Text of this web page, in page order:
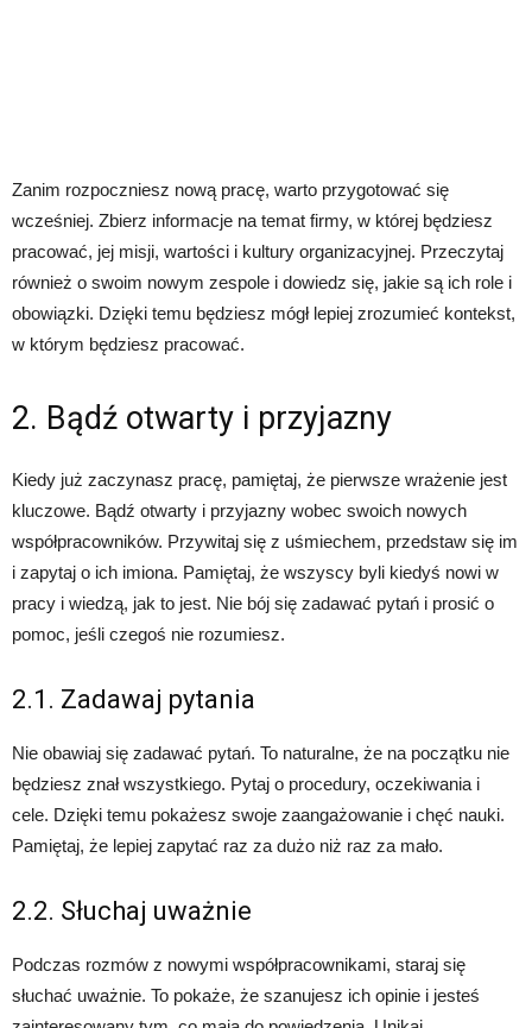
Zanim rozpoczniesz nową pracę, warto przygotować się
wcześniej. Zbierz informacje na temat firmy, w której będziesz
pracować, jej misji, wartości i kultury organizacyjnej. Przeczytaj
również o swoim nowym zespole i dowiedz się, jakie są ich role i
obowiązki. Dzięki temu będziesz mógł lepiej zrozumieć kontekst,
w którym będziesz pracować.
2. Bądź otwarty i przyjazny
Kiedy już zaczynasz pracę, pamiętaj, że pierwsze wrażenie jest
kluczowe. Bądź otwarty i przyjazny wobec swoich nowych
współpracowników. Przywitaj się z uśmiechem, przedstaw się im
i zapytaj o ich imiona. Pamiętaj, że wszyscy byli kiedyś nowi w
pracy i wiedzą, jak to jest. Nie bój się zadawać pytań i prosić o
pomoc, jeśli czegoś nie rozumiesz.
2.1. Zadawaj pytania
Nie obawiaj się zadawać pytań. To naturalne, że na początku nie
będziesz znał wszystkiego. Pytaj o procedury, oczekiwania i
cele. Dzięki temu pokażesz swoje zaangażowanie i chęć nauki.
Pamiętaj, że lepiej zapytać raz za dużo niż raz za mało.
2.2. Słuchaj uważnie
Podczas rozmów z nowymi współpracownikami, staraj się
słuchać uważnie. To pokaże, że szanujesz ich opinie i jesteś